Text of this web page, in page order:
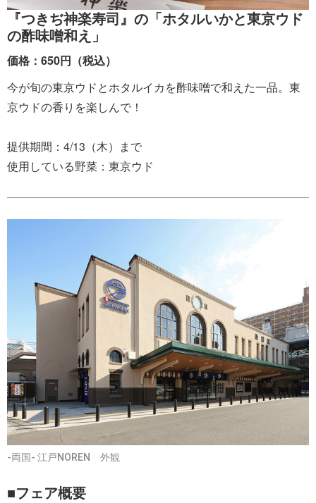
『つきぢ神楽寿司』の「ホタルいかと東京ウド
の酢味噌和え」
価格：650円（税込）
今が旬の東京ウドとホタルイカを酢味噌で和えた一品。東
京ウドの香りを楽しんで！
提供期間：4/13（木）まで
使用している野菜：東京ウド
-両国- 江戸NOREN 外観
■フェア概要